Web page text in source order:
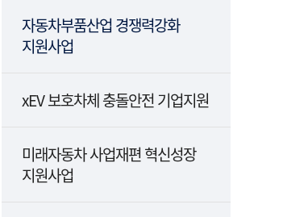
자동차부품산업 경쟁력강화
지원사업
xEV 보호차체 충돌안전 기업지원
미래자동차 사업재편 혁신성장
지원사업